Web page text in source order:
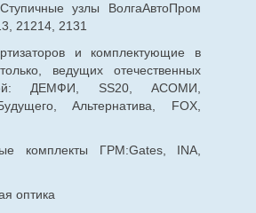
узлы ВолгаАвтоПром
21214, 2131
и комплектующие в
ведущих отечественных
ДЕМФИ, SS20, АСОМИ,
Альтернатива, FOX,
комплекты ГРМ:Gates, INA,
оптика